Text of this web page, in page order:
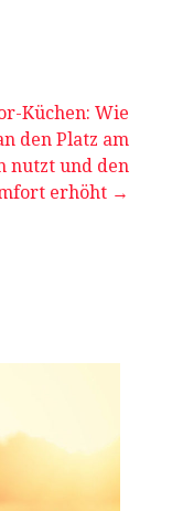
Küchen: Wie
den Platz am
nutzt und den
erhöht →